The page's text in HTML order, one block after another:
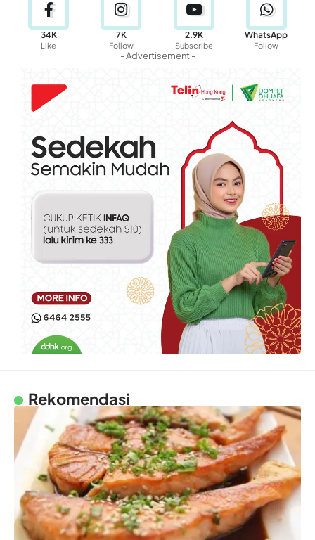
34K
Like
7K
Follow
2.9K
Subscribe
WhatsApp
Follow
- Advertisement -
Rekomendasi